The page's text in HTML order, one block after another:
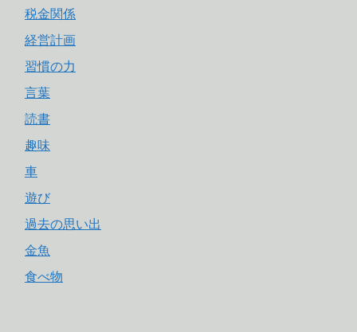
税金関係
経営計画
習慣の力
言葉
読書
趣味
車
遊び
過去の思い出
金魚
食べ物